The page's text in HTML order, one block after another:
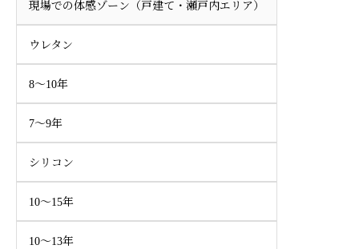
現場での体感ゾーン（戸建て・瀬戸内エリア）
ウレタン
8～10年
7～9年
シリコン
10～15年
10～13年